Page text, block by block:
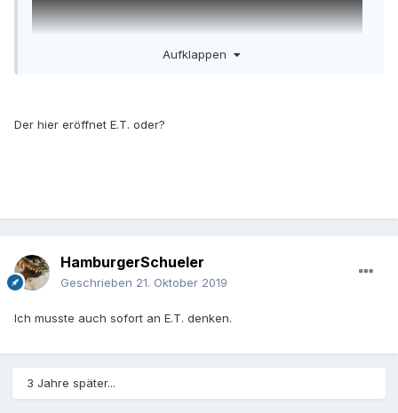
Aufklappen
Der hier eröffnet E.T. oder?
HamburgerSchueler
Geschrieben 21. Oktober 2019
Ich musste auch sofort an E.T. denken.
3 Jahre später...